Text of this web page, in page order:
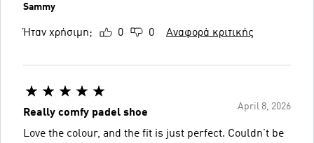
Sammy
Ήταν χρήσιμη; 0 0 Αναφορά κριτικής
April 8, 2026
Really comfy padel shoe
Love the colour, and the fit is just perfect. Couldn’t be